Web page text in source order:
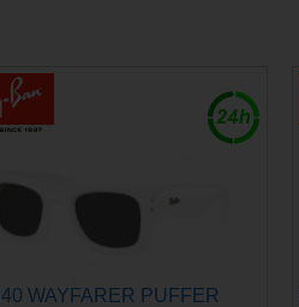
WAYFARER PUFFER